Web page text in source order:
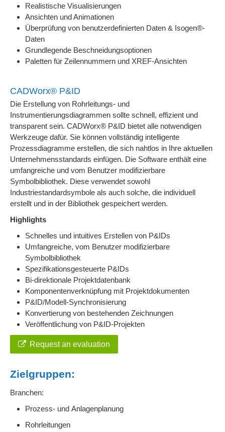
Realistische Visualisierungen
Ansichten und Animationen
Überprüfung von benutzerdefinierten Daten & Isogen®-
Daten
Grundlegende Beschneidungsoptionen
Paletten für Zeilennummern und XREF-Ansichten
CADWorx® P&ID
Die Erstellung von Rohrleitungs- und
Instrumentierungsdiagrammen sollte schnell, effizient und
transparent sein. CADWorx® P&ID bietet alle notwendigen
Werkzeuge dafür. Sie können vollständig intelligente
Prozessdiagramme erstellen, die sich nahtlos in Ihre aktuellen
Unternehmensstandards einfügen. Die Software enthält eine
umfangreiche und vom Benutzer modifizierbare
Symbolbibliothek. Diese verwendet sowohl
Industriestandardsymbole als auch solche, die individuell
erstellt und in der Bibliothek gespeichert werden.
Highlights
Schnelles und intuitives Erstellen von P&IDs
Umfangreiche, vom Benutzer modifizierbare
Symbolbibliothek
Spezifikationsgesteuerte P&IDs
Bi-direktionale Projektdatenbank
Komponentenverknüpfung mit Projektdokumenten
P&ID/Modell-Synchronisierung
Konvertierung von bestehenden Zeichnungen
Veröffentlichung von P&ID-Projekten
Request an evaluation
Zielgruppen:
Branchen:
Prozess- und Anlagenplanung
Rohrleitungen